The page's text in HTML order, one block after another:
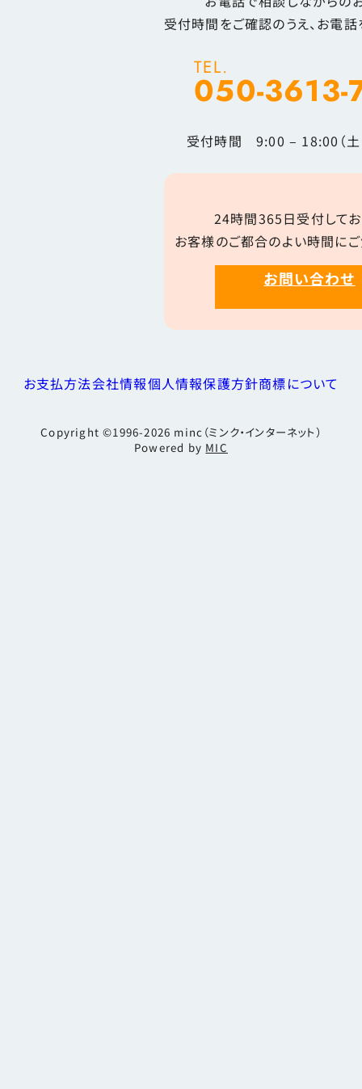
受付時間をご確認のうえ、お電話
TEL.
050-3613-
受付時間 9:00 – 18:00（土
24時間365日受付してお
お客様のご都合のよい時間にご
お問い合わせ
お支払方法会社情報個人情報保護方針商標について
Copyright ©1996-2026 minc（ミンク・インターネット）
Powered by MIC